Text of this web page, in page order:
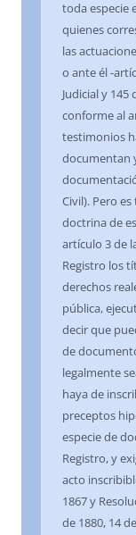
toda especie
quienes
las
o ante él -
Judicial y 145
conforme al
testimonios
documentan
Civil). Pero
doctrina de
artículo 3 de
Registro los
derechos
pública,
decir que
de
legalmente
haya de
preceptos
especie de
Registro, y
acto
1867 y
de 1880, 14